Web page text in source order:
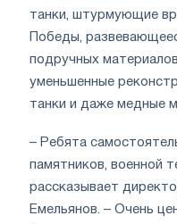
танки, штурмующие
Победы,
подручных
уменьшенные
танки и даже медные
– Ребята
памятников, военной
рассказывает
Емельянов. – Очень